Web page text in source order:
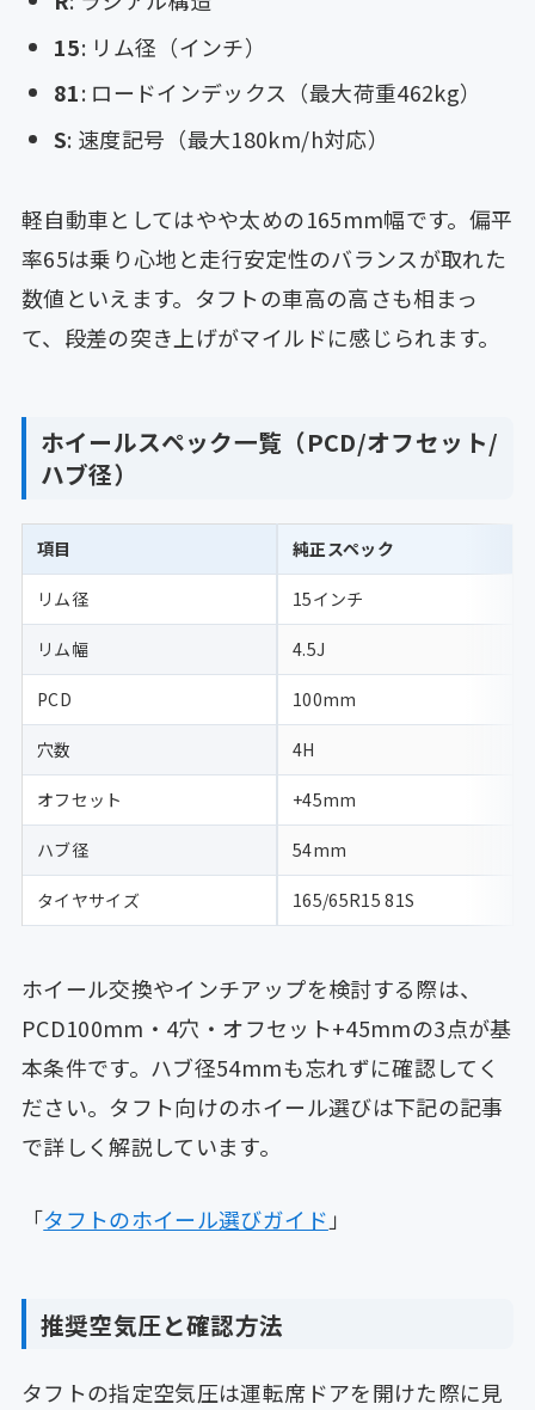
15: リム径（インチ）
81: ロードインデックス（最大荷重462kg）
S: 速度記号（最大180km/h対応）
軽自動車としてはやや太めの165mm幅です。偏平
率65は乗り心地と走行安定性のバランスが取れた
数値といえます。タフトの車高の高さも相まっ
て、段差の突き上げがマイルドに感じられます。
ホイールスペック一覧（PCD/オフセット/
ハブ径）
項目 純正スペック
リム径 15インチ
リム幅 4.5J
PCD 100mm
穴数 4H
オフセット +45mm
ハブ径 54mm
タイヤサイズ 165/65R15 81S
ホイール交換やインチアップを検討する際は、
PCD100mm・4穴・オフセット+45mmの3点が基
本条件です。ハブ径54mmも忘れずに確認してく
ださい。タフト向けのホイール選びは下記の記事
で詳しく解説しています。
「タフトのホイール選びガイド」
推奨空気圧と確認方法
タフトの指定空気圧は運転席ドアを開けた際に見